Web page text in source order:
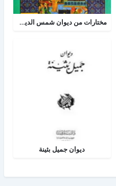
مختارات من ديوان شمس الدين تبريزي
ديوان جميل بثينة